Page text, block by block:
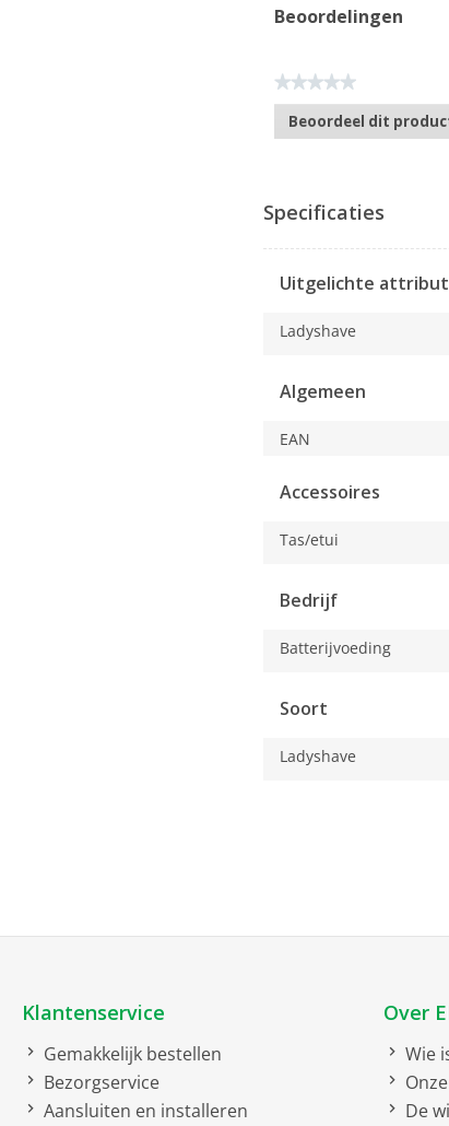
Beoordelingen
★★★★★
Geen
scorewaarde
Beoordeel dit
.
actie
opent
u
modaal
Specificaties
Uitgelichte
Ladyshave
Algemeen
EAN
Accessoires
Tas/etui
Bedrijf
Batterijvoeding
Soort
Ladyshave
Klantenservice
Gemakkelijk bestellen
Bezorgservice
Aansluiten en installeren
Over
Wie
De